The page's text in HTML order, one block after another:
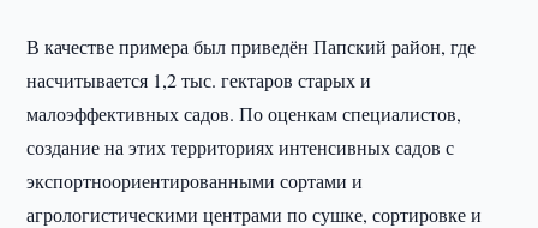
В качестве примера был приведён Папский район, где
насчитывается 1,2 тыс. гектаров старых и
малоэффективных садов. По оценкам специалистов,
создание на этих территориях интенсивных садов с
экспортноориентированными сортами и
агрологистическими центрами по сушке, сортировке и